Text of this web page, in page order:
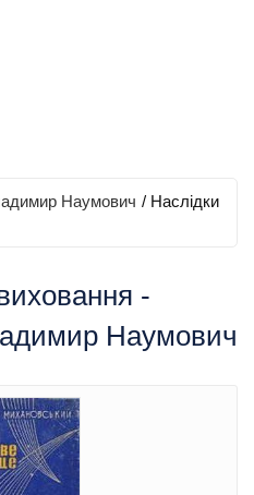
Наумович / Наслідки
-
Наумович